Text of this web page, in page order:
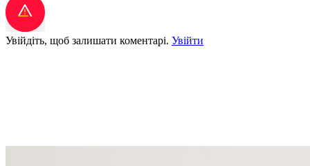
Увійдіть, щоб залишати коментарі. Увійти